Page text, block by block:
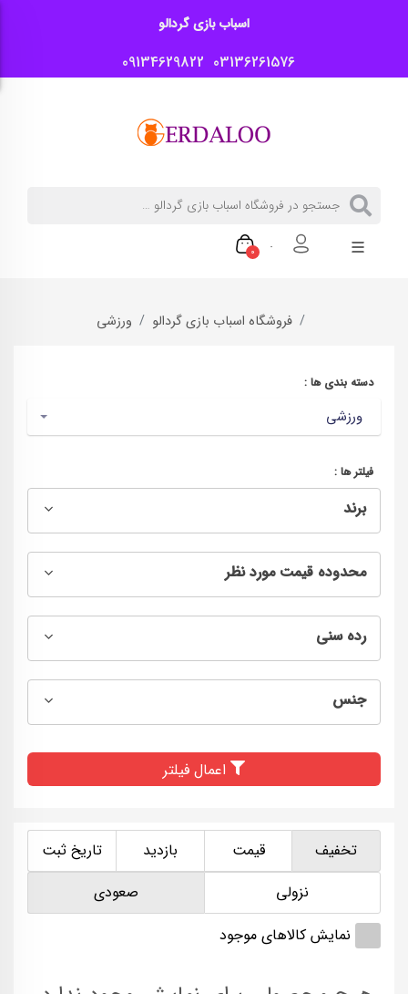
اسباب بازی گردالو
03136261576
09134629822
0
فروشگاه اسباب بازی گردالو ورزشی
دسته بندی ها :
ورزشی
فیلتر ها :
برند
محدوده قیمت مورد نظر
رده سنی
جنس
تخفیف قیمت بازدید
تاریخ ثبت
نزولی
صعودی
نمایش کالاهای موجود